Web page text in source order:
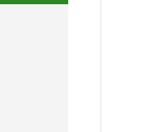
电机QLS 180M环保农业领域